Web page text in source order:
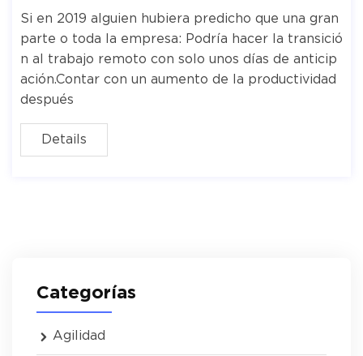
Si en 2019 alguien hubiera predicho que una gran
parte o toda la empresa: Podría hacer la transició
n al trabajo remoto con solo unos días de anticip
ación.Contar con un aumento de la productividad
después
Details
Categorías
Agilidad